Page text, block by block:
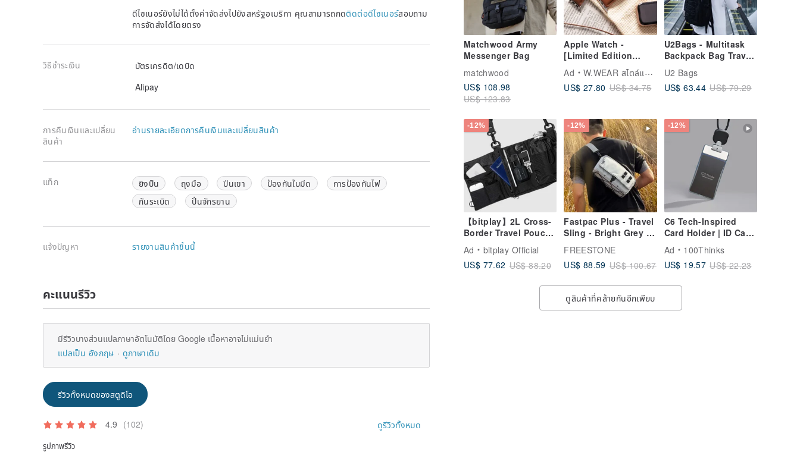
Matchwood Army
Messenger Bag
matchwood
US$ 108.98
US$ 123.83
Apple Watch -
[Limited Edition
Warm Tea Brown]
Genuine Leather
Apple Watch Strap
Ad
W.WEAR สไตล์แห่งเวลา
US$ 27.80 US$ 34.75
U2Bags - Multitask
Backpack Bag Travel
Backpack Book Bag
YKK Zipper
U2 Bags
US$ 63.44 US$ 79.29
-12%
【bitplay】2L Cross-
Border Travel Pouch |
Ad
bitplay Official
US$ 77.62 US$ 88.20
-12%
Fastpac Plus - Travel
Sling - Bright Grey |
DWR
FREESTONE
US$ 88.59 US$ 100.67
-12%
C6 Tech-Inspired
Card Holder | ID Card
Badge Holder |
Retractable Card
Ad
100Thinks
US$ 19.57 US$ 22.23
ดูสินค้าที่คล้ายกันอีกเพียบ
ดีไซเนอร์ยังไม่ได้ตั้งค่าจัดส่งไปยังสหรัฐอเมริกา คุณสามารถกดติดต่อดีไซเนอร์สอบถาม
การจัดส่งได้โดยตรง
วิธีชำระเงิน
บัตรเครดิต/เดบิด
Alipay
การคืนเงินและเปลี่ยน
สินค้า
อ่านรายละเอียดการคืนเงินและเปลี่ยนสินค้า
แท็ก ยิงปืน ถุงมือ ปีนเขา ป้องกันใบมีด
การป้องกันไฟ
กันระเบิด
ปั่นจักรยาน
แจ้งปัญหา รายงานสินค้าชิ้นนี้
คะแนนรีวิว
มีรีวิวบางส่วนแปลภาษาอัตโนมัติโดย Google เนื้อหาอาจไม่แม่นยำ
แปลเป็น อังกฤษ
ดูภาษาเดิม
รีวิวทั้งหมดของสตูดิโอ
4.9 (102) ดูรีวิวทั้งหมด
รูปภาพรีวิว